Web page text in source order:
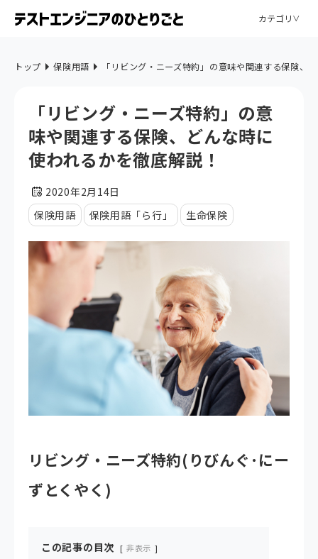
カテゴリ
トップ 保険用語 「リビング・ニーズ特約」の意味や関連する保険、
「リビング・ニーズ特約」の意
味や関連する保険、どんな時に
使われるかを徹底解説！
2020年2月14日
保険用語
保険用語「ら行」 生命保険
リビング・ニーズ特約(りびんぐ･にー
ずとくやく)
この記事の目次 非表示